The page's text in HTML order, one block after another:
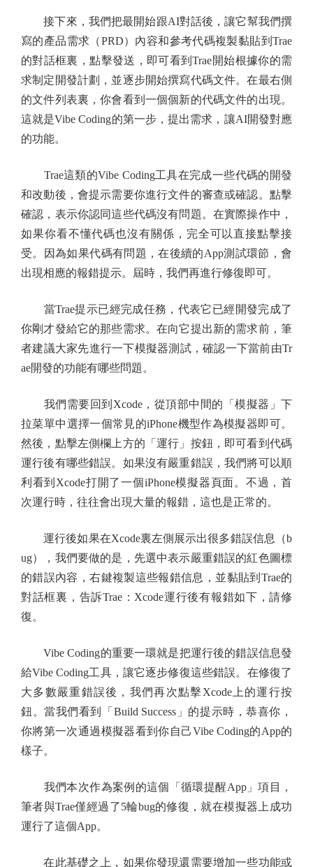
接下來，我們把最開始跟AI對話後，讓它幫我們撰
寫的產品需求（PRD）內容和參考代碼複製黏貼到Trae
的對話框裏，點擊發送，即可看到Trae開始根據你的需
求制定開發計劃，並逐步開始撰寫代碼文件。在最右側
的文件列表裏，你會看到一個個新的代碼文件的出現。
這就是Vibe Coding的第一步，提出需求，讓AI開發對應
的功能。
Trae這類的Vibe Coding工具在完成一些代碼的開發
和改動後，會提示需要你進行文件的審查或確認。點擊
確認，表示你認同這些代碼沒有問題。在實際操作中，
如果你看不懂代碼也沒有關係，完全可以直接點擊接
受。因為如果代碼有問題，在後續的App測試環節，會
出現相應的報錯提示。屆時，我們再進行修復即可。
當Trae提示已經完成任務，代表它已經開發完成了
你剛才發給它的那些需求。在向它提出新的需求前，筆
者建議大家先進行一下模擬器測試，確認一下當前由Tr
ae開發的功能有哪些問題。
我們需要回到Xcode，從頂部中間的「模擬器」下
拉菜單中選擇一個常見的iPhone機型作為模擬器即可。
然後，點擊左側欄上方的「運行」按鈕，即可看到代碼
運行後有哪些錯誤。如果沒有嚴重錯誤，我們將可以順
利看到Xcode打開了一個iPhone模擬器頁面。不過，首
次運行時，往往會出現大量的報錯，這也是正常的。
運行後如果在Xcode裏左側展示出很多錯誤信息（b
ug），我們要做的是，先選中表示嚴重錯誤的紅色圖標
的錯誤內容，右鍵複製這些報錯信息，並黏貼到Trae的
對話框裏，告訴Trae：Xcode運行後有報錯如下，請修
復。
Vibe Coding的重要一環就是把運行後的錯誤信息發
給Vibe Coding工具，讓它逐步修復這些錯誤。在修復了
大多數嚴重錯誤後，我們再次點擊Xcode上的運行按
鈕。當我們看到「Build Success」的提示時，恭喜你，
你將第一次通過模擬器看到你自己Vibe Coding的App的
樣子。
我們本次作為案例的這個「循環提醒App」項目，
筆者與Trae僅經過了5輪bug的修復，就在模擬器上成功
運行了這個App。
在此基礎之上，如果你發現還需要增加一些功能或